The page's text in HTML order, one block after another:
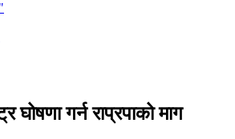
घोषणा गर्न राप्रपाको माग